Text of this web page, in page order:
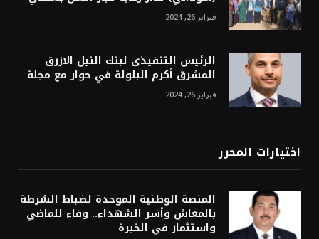
فبراير 26, 2024
الرئيس التنفيذى لبنك النيل الازرق
المشرق أكرم البلولة في حوار مع مجلة
فبراير 26, 2024
اختيارات المحرر
المنصة الوطنية الموحدة لضباط الشرطة
بالمعاش وأسر الشهداء.. وفاء للماضي
واستثمار في الخبرة